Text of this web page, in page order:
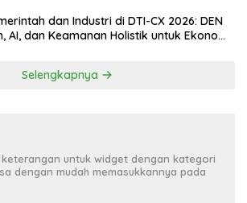
dan Industri di DTI-CX 2026: DEN
AI, dan Keamanan Holistik untuk Ekonomi
Selengkapnya
untuk widget dengan kategori
dengan mudah memasukkannya pada